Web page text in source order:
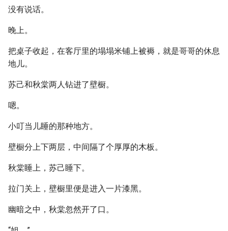
没有说话。
晚上。
把桌子收起，在客厅里的塌塌米铺上被褥，就是哥哥的休息
地儿。
苏己和秋棠两人钻进了壁橱。
嗯。
小叮当儿睡的那种地方。
壁橱分上下两层，中间隔了个厚厚的木板。
秋棠睡上，苏己睡下。
拉门关上，壁橱里便是进入一片漆黑。
幽暗之中，秋棠忽然开了口。